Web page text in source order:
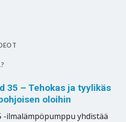
35 – Tehokas ja tyylikäs
oloihin
-ilmalämpöpumppu yhdistää